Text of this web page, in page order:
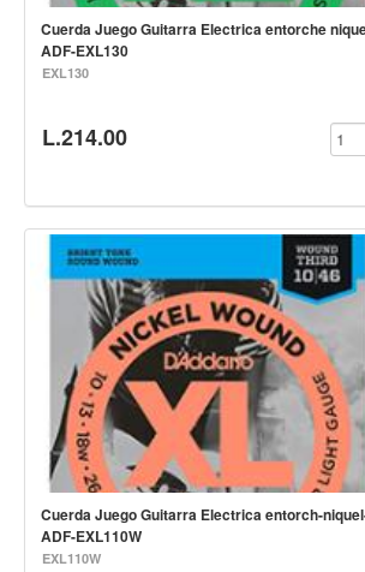
Fundas y estuches
Accesorios
Viento
Armonica
Clarinete
Cornetas y cornos
Flauta y pitos
Melodica
Saxofon
Trompeta
Tuba
Otros instrumentos de viento
Cañuelas
Cuerda Juego Guitarra Electrica entorche
ADF-EXL130
EXL130
L.214.00
Cuerda Juego Guitarra Electrica entorch-
ADF-EXL110W
EXL110W